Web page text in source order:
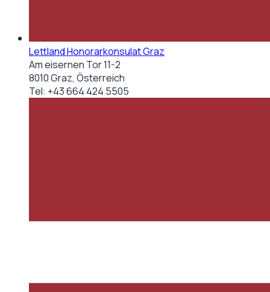
Lettland Honorarkonsulat Graz
Am eisernen Tor 11-2
8010 Graz, Österreich
Tel: +43 664 424 5505